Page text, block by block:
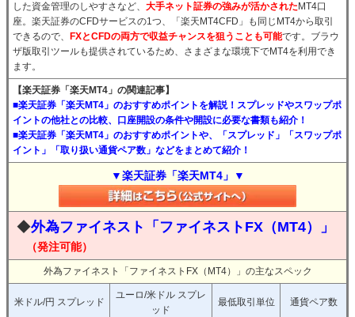
した資金管理のしやすさなど、 大手ネット証券の強みが活かされた MT4口
座。楽天証券のCFDサービスの1つ、「楽天MT4CFD」も同じMT4から取引
できるので、
FXとCFDの両方で収益チャンスを狙うことも可能です。ブラウ
ザ版取引ツールも提供されているため、さまざまな環境下でMT4を利用でき
ます。
【楽天証券「楽天MT4」の関連記事】
■楽天証券「楽天MT4」のおすすめポイントを解説！スプレッドやスワップポ
イントの他社との比較、口座開設の条件や開設に必要な書類も紹介！
■楽天証券「楽天MT4」のおすすめポイントや、「スプレッド」「スワップポ
イント」「取り扱い通貨ペア数」などをまとめて紹介！
▼楽天証券「楽天MT4」▼
◆外為ファイネスト「ファイネストFX（MT4）」
（発注可能）
外為ファイネスト「ファイネストFX（MT4）」の主なスペック
米ドル/円 スプレッド
ユーロ/米ドル スプレ
ッド
最低取引単位 通貨ペア数